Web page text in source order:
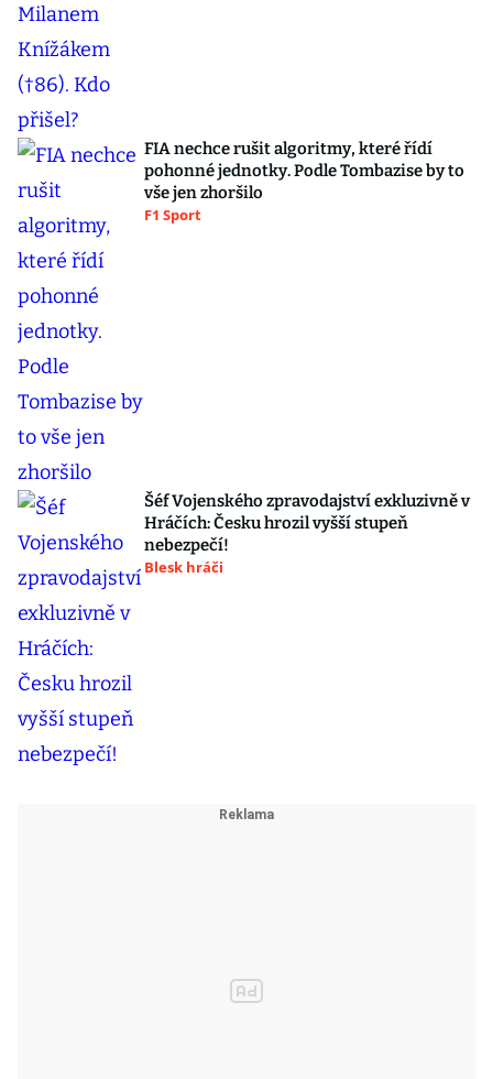
FIA nechce rušit algoritmy, které řídí
pohonné jednotky. Podle Tombazise by to
vše jen zhoršilo
F1 Sport
Šéf Vojenského zpravodajství exkluzivně v
Hráčích: Česku hrozil vyšší stupeň
nebezpečí!
Blesk hráči